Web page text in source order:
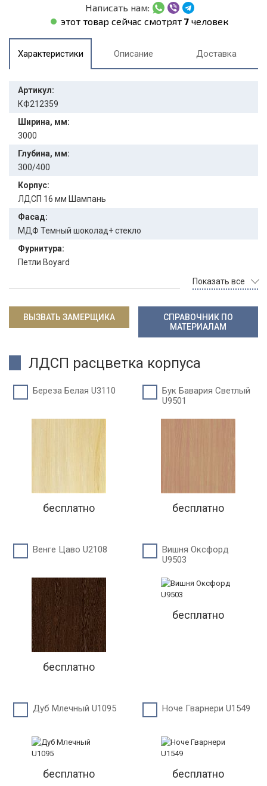
Написать нам:
этот товар сейчас смотрят 7человек
Характеристики Описание Доставка
Артикул:
КФ212359
Ширина, мм:
3000
Глубина, мм:
300/400
Корпус:
ЛДСП 16 мм Шампань
Фасад:
МДФ Темный шоколад+ стекло
Фурнитура:
Петли Boyard
Показать все
ВЫЗВАТЬ ЗАМЕРЩИКА
СПРАВОЧНИК ПО
МАТЕРИАЛАМ
ЛДСП расцветка корпуса
Береза Белая U3110
бесплатно
Бук Бавария Светлый
U9501
бесплатно
Венге Цаво U2108
бесплатно
Вишня Оксфорд
U9503
бесплатно
Дуб Млечный U1095
бесплатно
Ноче Гварнери U1549
бесплатно